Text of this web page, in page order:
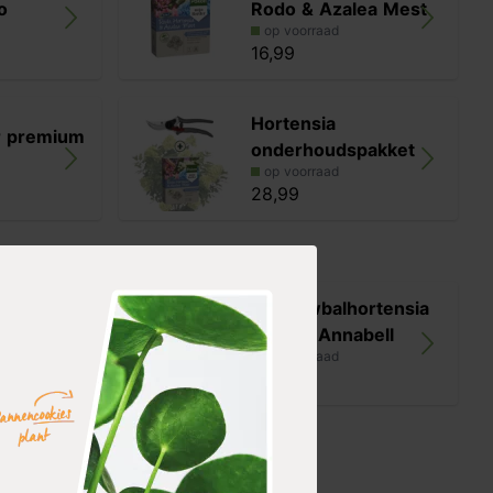
Rodo & Azalea Mest
op voorraad
16,99
premium
Hortensia
onderhoudspakket
op voorraad
28,99
Sneeuwbalhortensia
'Strong Annabell
op voorraad